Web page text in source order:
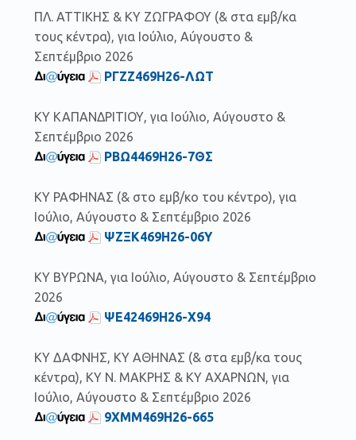
ΠΛ. ΑΤΤΙΚΗΣ & ΚΥ ΖΩΓΡΑΦΟΥ (& στα εμβ/κα
τους κέντρα), για Ιούλιο, Αύγουστο &
Σεπτέμβριο 2026
ΡΓΖΖ469Η26-ΛΩΤ
ΚΥ ΚΑΠΑΝΔΡΙΤΙΟΥ, για Ιούλιο, Αύγουστο &
Σεπτέμβριο 2026
ΡΒΩ4469Η26-7ΘΣ
ΚΥ ΡΑΦΗΝΑΣ (& στo εμβ/κo του κέντρo), για
Ιούλιο, Αύγουστο & Σεπτέμβριο 2026
ΨΖΞΚ469Η26-06Υ
ΚΥ ΒΥΡΩΝΑ, για Ιούλιο, Αύγουστο & Σεπτέμβριο
2026
ΨΕ42469Η26-Χ94
ΚΥ ΔΑΦΝΗΣ, ΚΥ ΑΘΗΝΑΣ (& στα εμβ/κα τους
κέντρα), ΚΥ Ν. ΜΑΚΡΗΣ & ΚΥ ΑΧΑΡΝΩΝ, για
Ιούλιο, Αύγουστο & Σεπτέμβριο 2026
9ΧΜΜ469Η26-665